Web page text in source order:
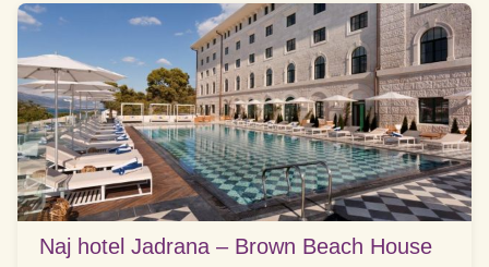
Naj hotel Jadrana – Brown Beach House